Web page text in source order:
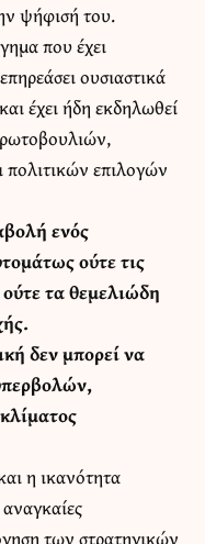
ψήφισή του.
που έχει
ουσιαστικά
έχει ήδη εκδηλωθεί
πολιτικών επιλογών
ενός
ούτε τις
ούτε τα θεμελιώδη
δεν μπορεί να
η ικανότητα
των στρατηγικών